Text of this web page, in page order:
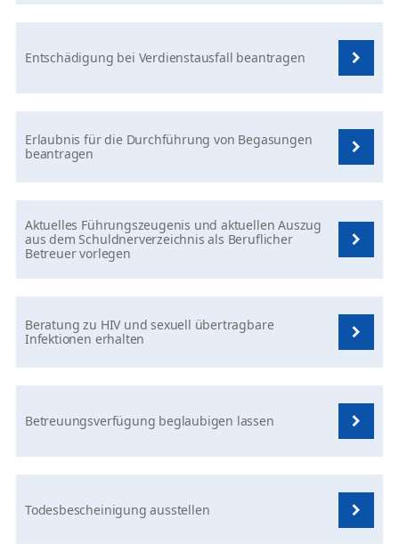
Entschädigung bei Verdienstausfall beantragen
Erlaubnis für die Durchführung von Begasungen
beantragen
Aktuelles Führungszeugenis und aktuellen Auszug
aus dem Schuldnerverzeichnis als Beruflicher
Betreuer vorlegen
Beratung zu HIV und sexuell übertragbare
Infektionen erhalten
Betreuungsverfügung beglaubigen lassen
Todesbescheinigung ausstellen